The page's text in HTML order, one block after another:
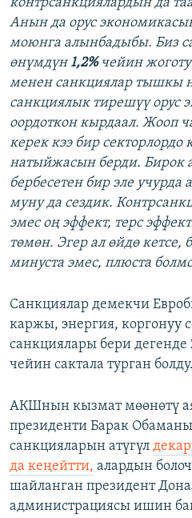
контрсанкциялардын да
Анын да орус
моюнга алынбадыбы. Биз
өнүмдүн 1,2% чейин
менен санкциялар тышкы
санкциялык тирешүү орус
оордоткон кырдаал. Жооп
керек кээ бир секторлордо
натыйжасын берди. Бирок
бербесетен бир эле учурда
муну да сездик.
эмес оң эффект, терс
төмөн. Эгер ал өйдө кетсе,
минуста эмес, плюста
Санкциялар демекчи
каржы, энергия, коргонуу
санкциялары бери
чейин сактала турган болду.
АКШнын кызмат мөөнөтү
президенти Барак
санкцияларын атүгүл
да кеңейтти, алардын
шайланган президент
администрациясы ишин